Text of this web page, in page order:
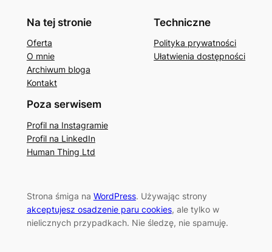
Na tej stronie
Oferta
O mnie
Archiwum bloga
Kontakt
Techniczne
Polityka prywatności
Ułatwienia dostępności
Poza serwisem
Profil na Instagramie
Profil na LinkedIn
Human Thing Ltd
Strona śmiga na WordPress. Używając strony
akceptujesz osadzenie paru cookies, ale tylko w
nielicznych przypadkach. Nie śledzę, nie spamuję.